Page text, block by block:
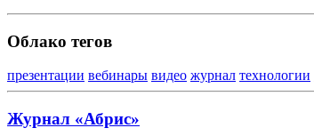
Облако тегов
презентации вебинары видео журнал технологии
Журнал «Абрис»